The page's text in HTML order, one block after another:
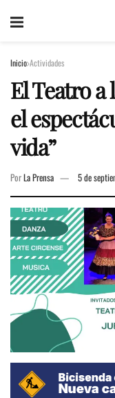
Inicio Actividades
El Teatro
el
vida”
PorLa Prensa 5 de